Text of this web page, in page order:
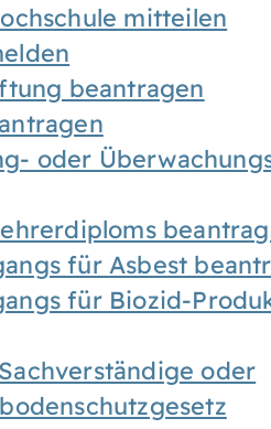
mitteilen
beantragen
oder
für Asbest
für Biozid-
oder